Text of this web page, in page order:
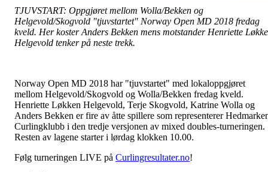
TJUVSTART: Oppgjøret mellom Wolla/Bekken og
Helgevold/Skogvold "tjuvstartet" Norway Open MD 2018 fredag
kveld. Her koster Anders Bekken mens motstander Henriette
Helgevold tenker på neste trekk.
Norway Open MD 2018 har "tjuvstartet" med lokaloppgjøret
mellom Helgevold/Skogvold og Wolla/Bekken fredag kveld.
Henriette Løkken Helgevold, Terje Skogvold, Katrine Wolla og
Anders Bekken er fire av åtte spillere som representerer
Curlingklubb i den tredje versjonen av mixed doubles-turneringen.
Resten av lagene starter i lørdag klokken 10.00.
Følg turneringen LIVE på Curlingresultater.no!